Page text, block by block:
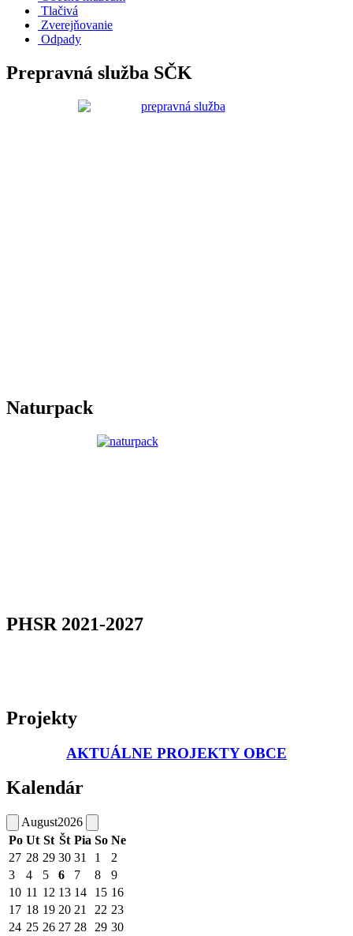
Tlačivá
Zverejňovanie
Odpady
Prepravná služba SČK
Naturpack
PHSR 2021-2027
Projekty
AKTUÁLNE PROJEKTY OBCE
Kalendár
August2026
Po Ut St Št Pia So Ne
27 28 29 30 31 1
2
3
4 5 6 7 8
9
10 11 12 13 14 15 16
17 18 19 20 21 22 23
24 25 26 27 28 29 30